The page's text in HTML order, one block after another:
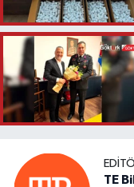
TE